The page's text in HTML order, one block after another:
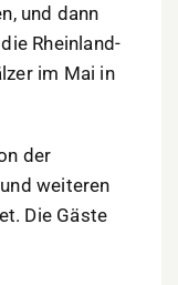
und dann
Rheinland-
im Mai in
der
weiteren
Die Gäste